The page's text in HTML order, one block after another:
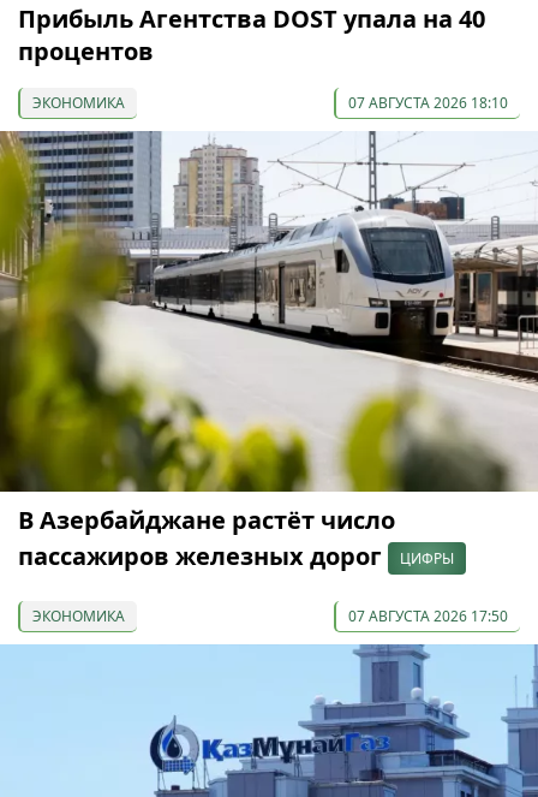
Прибыль Агентства DOST упала на 40
процентов
ЭКОНОМИКА 07 АВГУСТА 2026 18:10
В Азербайджане растёт число
пассажиров железных дорог
ЦИФРЫ
ЭКОНОМИКА 07 АВГУСТА 2026 17:50